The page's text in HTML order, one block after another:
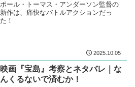
ポール・トーマス・アンダーソン監督の
新作は、痛快なバトルアクションだっ
た！
2025.10.05
映画『宝島』考察とネタバレ｜な
んくるないで済むか！